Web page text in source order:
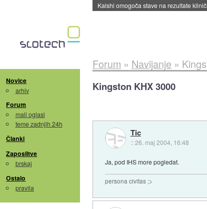
Sandisk že prodal več kot polovico
Novice
arhiv
Forum
mali oglasi
teme zadnjih 24h
Članki
Zaposlitve
brskaj
Ostalo
pravila
Forum » Navijanje »
Kingston KHX 3000
Tic
::26. maj 2004, 16:48
Ja, pod IHS more pogledat.
persona civitas ;>